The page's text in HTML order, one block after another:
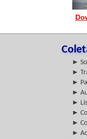
►
►
►
►
►
►
►
►